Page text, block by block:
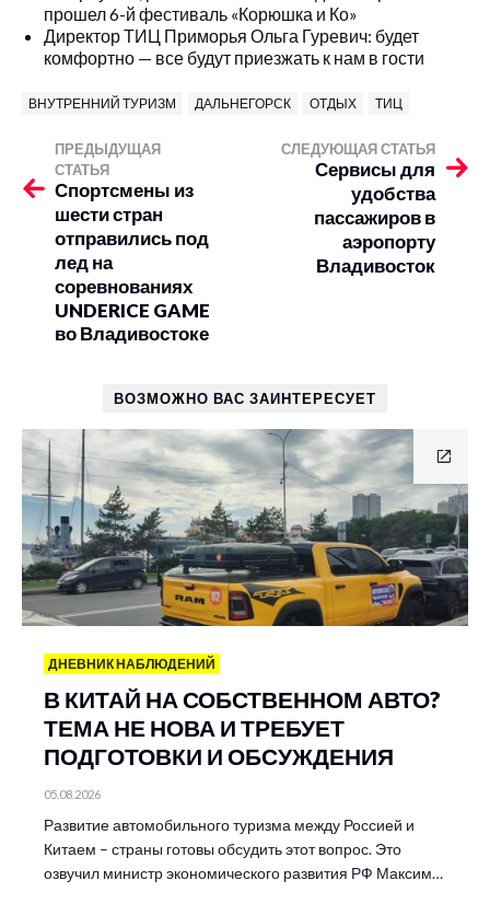
прошел 6-й фестиваль «Корюшка и Ко»
Директор ТИЦ Приморья Ольга Гуревич: будет
комфортно — все будут приезжать к нам в гости
ВНУТРЕННИЙ ТУРИЗМ ДАЛЬНЕГОРСК ОТДЫХ ТИЦ
ПРЕДЫДУЩАЯ
СТАТЬЯ
Спортсмены из
шести стран
отправились под
лед на
соревнованиях
UNDERICE GAME
во Владивостоке
СЛЕДУЮЩАЯ СТАТЬЯ
Сервисы для
удобства
пассажиров в
аэропорту
Владивосток
ВОЗМОЖНО ВАС ЗАИНТЕРЕСУЕТ
ДНЕВНИК НАБЛЮДЕНИЙ
В КИТАЙ НА СОБСТВЕННОМ АВТО?
ТЕМА НЕ НОВА И ТРЕБУЕТ
ПОДГОТОВКИ И ОБСУЖДЕНИЯ
05.08.2026
Развитие автомобильного туризма между Россией и
Китаем – страны готовы обсудить этот вопрос. Это
озвучил министр экономического развития РФ Максим…